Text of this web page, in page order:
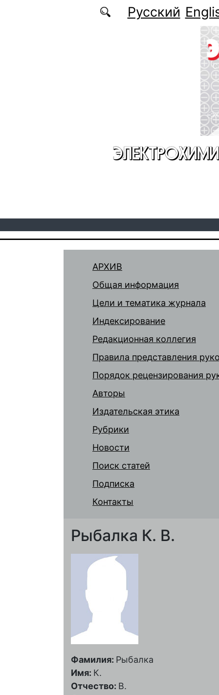
Перейти к основному содержаниюРусский
АРХИВ
Общая информация
Цели и тематика журнала
Индексирование
Редакционная коллегия
Правила представления
Порядок рецензирования
Авторы
Издательская этика
Рубрики
Новости
Поиск статей
Подписка
Контакты
Рыбалка К. В.
Фамилия: Рыбалка
Имя: К.
Отчество: В.